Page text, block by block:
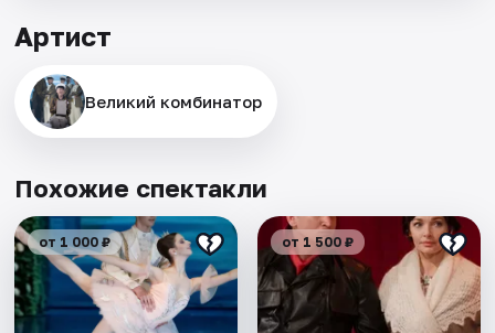
Артист
Великий комбинатор
Похожие спектакли
от 1 000 ₽ от 1 500 ₽